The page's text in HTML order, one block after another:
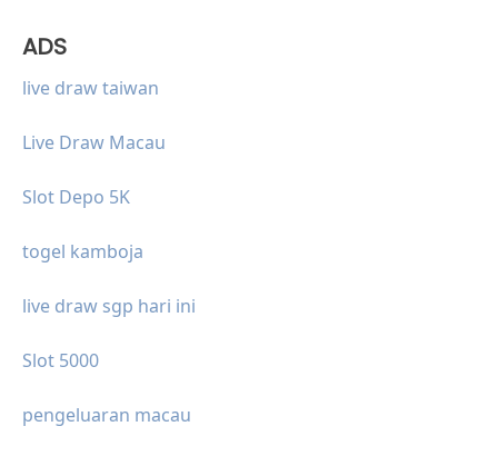
ADS
live draw taiwan
Live Draw Macau
Slot Depo 5K
togel kamboja
live draw sgp hari ini
Slot 5000
pengeluaran macau